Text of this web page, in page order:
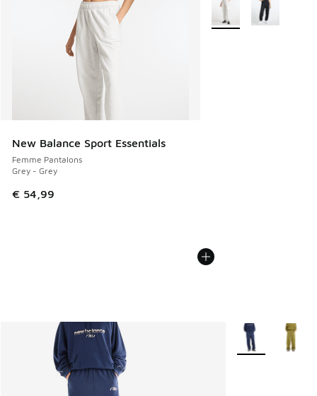
New Balance Sport Essentials
Femme Pantalons
Grey - Grey
€ 54,99
Plus de couleurs
Plus de couleurs